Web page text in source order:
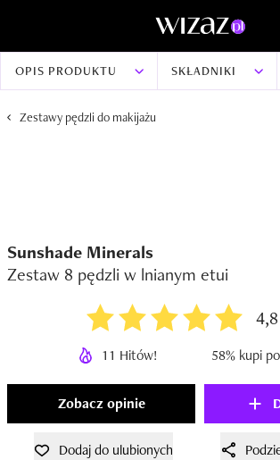
OPIS PRODUKTU SKŁADNIKI
Zestawy pędzli do makijażu
Sunshade Minerals
Zestaw 8 pędzli w lnianym etui
4,8
11 Hitów! 58% kupi
Zobacz opinie
Dodaj do ulubionych